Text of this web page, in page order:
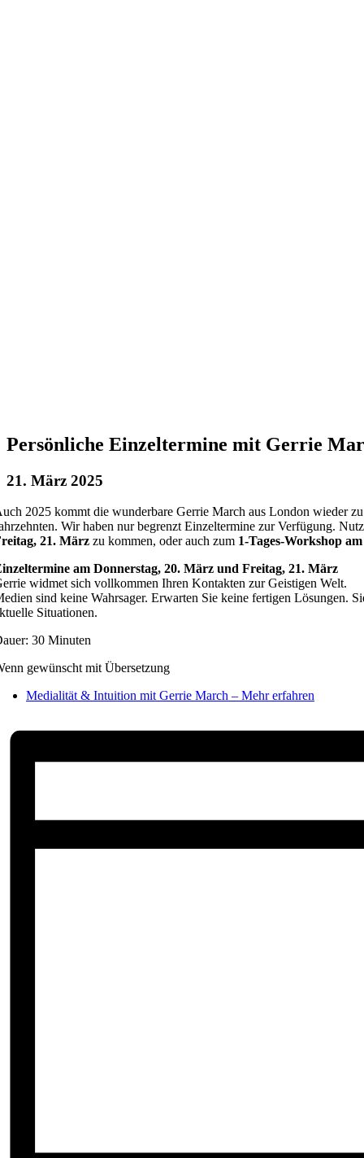
Persönliche Einzeltermine mit Gerrie
21. März 2025
2025 kommt die wunderbare Gerrie March aus London wieder
Wir haben nur begrenzt Einzeltermine zur Verfügung.
21. März zu kommen, oder auch zum 1-Tages-Workshop
am Donnerstag, 20. März und Freitag, 21. März
widmet sich vollkommen Ihren Kontakten zur Geistigen Welt.
sind keine Wahrsager. Erwarten Sie keine fertigen Lösungen.
Situationen.
30 Minuten
gewünscht mit Übersetzung
Medialität & Intuition mit Gerrie March – Mehr erfahren